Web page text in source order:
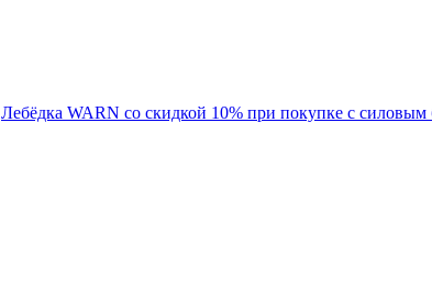
Лебёдка WARN со скидкой 10% при покупке с